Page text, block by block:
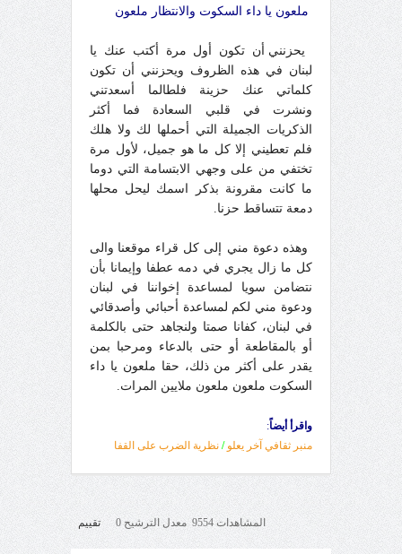
ملعون يا داء السكوت والانتظار ملعون
يحزنني أن تكون أول مرة أكتب عنك يا
لبنان في هذه الظروف ويحزنني أن تكون
كلماتي عنك حزينة فلطالما أسعدتني
ونشرت في قلبي السعادة فما أكثر
الذكريات الجميلة التي أحملها لك ولا هلك
فلم تعطيني إلا كل ما هو جميل، لأول مرة
تختفي من على وجهي الابتسامة التي دوما
ما كانت مقرونة بذكر اسمك ليحل محلها
دمعة تتساقط حزنا.
وهذه دعوة مني إلى كل قراء موقعنا والى
كل ما زال يجري في دمه عطفا وإيمانا بأن
نتضامن سويا لمساعدة إخواننا في لبنان
ودعوة مني لكم لمساعدة أحبائي وأصدقائي
في لبنان، كفانا صمتا ولنجاهد حتى بالكلمة
أو بالمقاطعة أو حتى بالدعاء ومرحبا بمن
يقدر على أكثر من ذلك، حقا ملعون يا داء
السكوت ملعون ملعون ملايين المرات.
واقرأ أيضاً:
منبر ثقافي آخر يعلو / نظرية الضرب على القفا
المشاهدات 9554 معدل الترشيح 0 تقييم